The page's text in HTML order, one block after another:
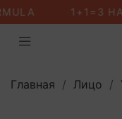
Главная Лицо